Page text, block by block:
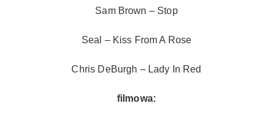
Sam Brown – Stop
Seal – Kiss From A Rose
Chris DeBurgh – Lady In Red
filmowa: